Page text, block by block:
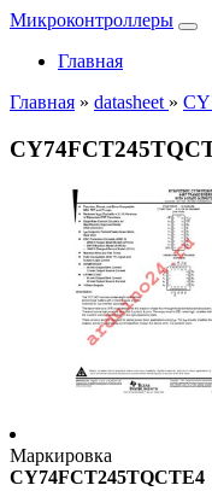
Микроконтроллеры
Главная
Главная » datasheet »
Маркировка
CY74FCT245TQCTE4